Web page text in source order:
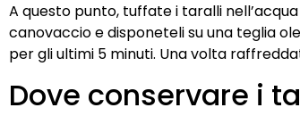
A questo punto, tuffate i taralli
canovaccio e disponeteli su una teglia
per gli ultimi 5 minuti. Una volta
Dove conservare i